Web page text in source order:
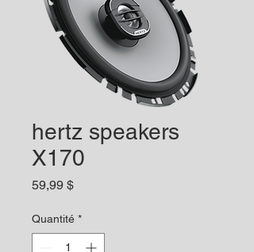
hertz speakers
X170
59,99 $Prix
Quantité *